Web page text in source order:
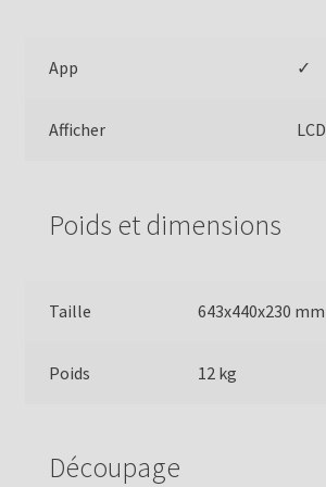
App ✓
Afficher LCD
Poids et dimensions
Taille 643x440x230 mm
Poids 12 kg
Découpage